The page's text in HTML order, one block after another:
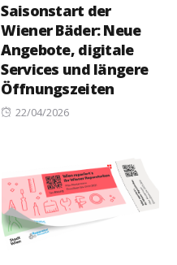
Saisonstart der
Wiener Bäder: Neue
Angebote, digitale
Services und längere
Öffnungszeiten
Posted
22/04/2026